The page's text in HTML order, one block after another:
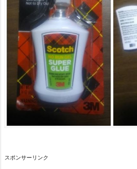
スポンサーリンク